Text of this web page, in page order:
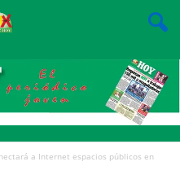
a Internet espacios públicos en